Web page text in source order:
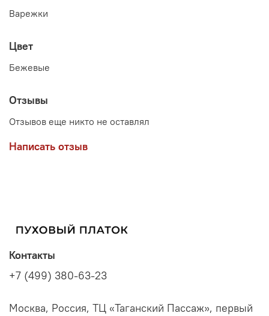
Варежки
Цвет
Бежевые
Отзывы
Отзывов еще никто не оставлял
Написать отзыв
Контакты
+7 (499) 380-63-23
Москва, Россия, ТЦ «Таганский Пассаж», первый